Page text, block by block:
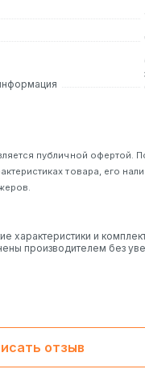
публичной офертой.
товара, его
характеристики и
производителем без
отзыв